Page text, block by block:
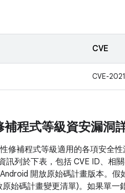
CVE
CVE-
程式等級資安漏洞
修補程式等級適用的各項安全
列於下表，包括 CVE ID、相關
開放原始碼計畫版本。
始碼計畫變更清單)。如果單